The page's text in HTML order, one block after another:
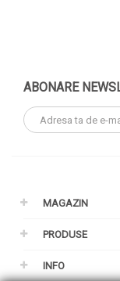
ABONARE
MAGAZIN
PRODUSE
INFO